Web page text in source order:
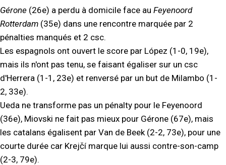
Gérone (26e) a perdu à domicile face au Feyenoord
Rotterdam (35e) dans une rencontre marquée par 2
pénalties manqués et 2 csc.
Les espagnols ont ouvert le score par López (1-0, 19e),
mais ils n'ont pas tenu, se faisant égaliser sur un csc
d'Herrera (1-1, 23e) et renversé par un but de Milambo (1-
2, 33e).
Ueda ne transforme pas un pénalty pour le Feyenoord
(36e), Miovski ne fait pas mieux pour Gérone (67e), mais
les catalans égalisent par Van de Beek (2-2, 73e), pour une
courte durée car Krejčí marque lui aussi contre-son-camp
(2-3, 79e).